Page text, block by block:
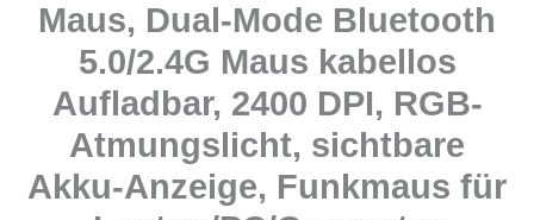
Maus, Dual-Mode Bluetooth
5.0/2.4G Maus kabellos
Aufladbar, 2400 DPI, RGB-
Atmungslicht, sichtbare
Akku-Anzeige, Funkmaus für